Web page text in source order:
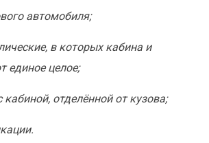
автомобиля;
в которых кабина и
единое целое;
кабиной, отделённой от кузова;